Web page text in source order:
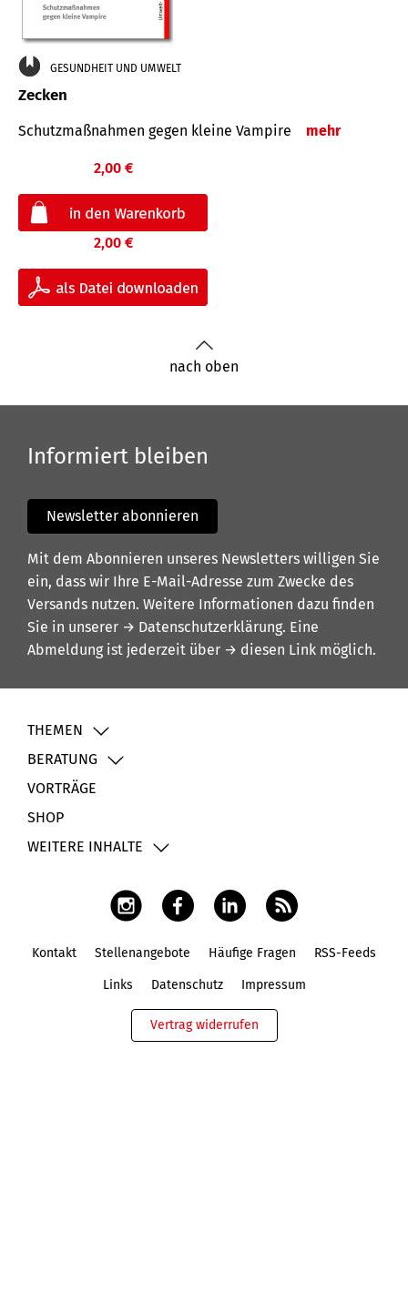
GESUNDHEIT UND UMWELT
Zecken
Schutz­maß­nahmen gegen kleine Vampire mehr
2,00 €
2,00 €
nach oben
Informiert bleiben
Newsletter abonnieren
Mit dem Abonnieren unseres Newsletters willigen Sie
ein, dass wir Ihre E-Mail-Adresse zum Zwecke des
Versands nutzen. Weitere Informationen dazu finden
Sie in unserer → Datenschutzerklärung. Eine
Abmeldung ist jederzeit über → diesen Link möglich.
THEMEN
BERATUNG
VORTRÄGE
SHOP
WEITERE INHALTE
Kontakt Stellenangebote Häufige Fragen RSS-Feeds
Links Datenschutz Impressum
Vertrag widerrufen